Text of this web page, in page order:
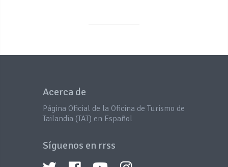
Acerca de
Página Oficial de la Oficina de Turismo de
Tailandia (TAT) en Español
Síguenos en rrss